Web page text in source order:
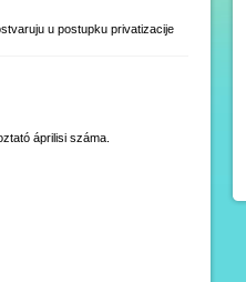
u postupku privatizacije
áprilisi száma.